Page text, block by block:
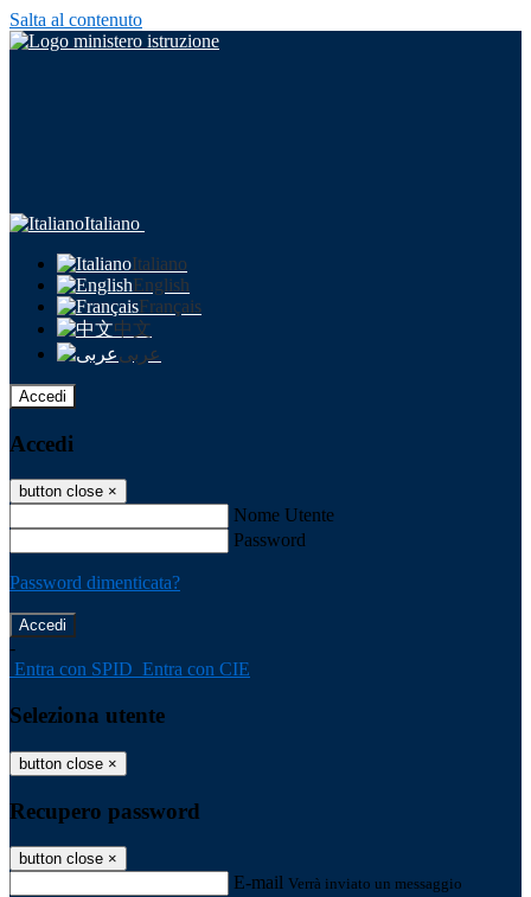
Salta al contenuto
Italiano
Italiano
English
Français
中文
عربى
Accedi
Accedi
button close ×
Nome Utente
Password
Password dimenticata?
-
Entra con SPID Entra con CIE
Seleziona utente
button close ×
Recupero password
button close ×
E-mail Verrà inviato un messaggio